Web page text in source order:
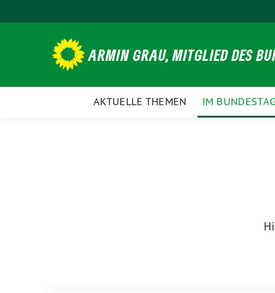
zum
ARMIN GRAU, MITGLIED DES
AKTUELLE THEMEN IM BUNDESTAG